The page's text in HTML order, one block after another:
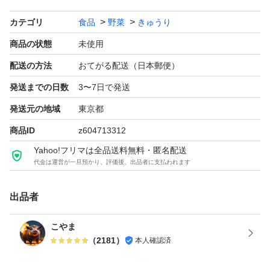
カテゴリ 食品 野菜 きゅうり
商品の状態 未使用
配送の方法 おてがる配送（日本郵便）
発送までの日数 3〜7日で発送
発送元の地域 東京都
商品ID z604713312
Yahoo!フリマは全品送料無料・匿名配送
代金は運営が一旦預かり、評価後、出品者に支払われます
出品者
こやま
（2181） 本人確認済